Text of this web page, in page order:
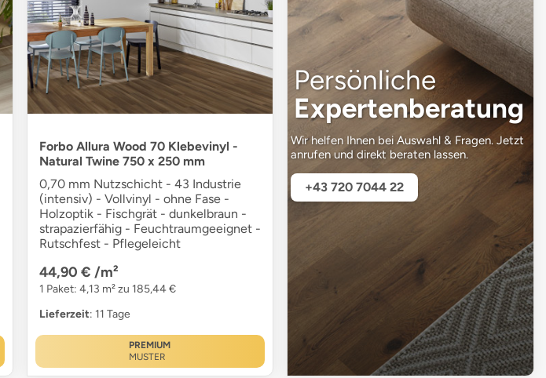
Forbo Allura Wood 70 Klebevinyl -
Natural Twine 750 x 250 mm
0,70 mm Nutzschicht - 43 Industrie
(intensiv) - Vollvinyl - ohne Fase -
Holzoptik - Fischgrät - dunkelbraun -
strapazierfähig - Feuchtraumgeeignet -
Rutschfest - Pflegeleicht
44,90 € /m²
1 Paket: 4,13 m² zu 185,44 €
Lieferzeit: 11 Tage
PREMIUM
MUSTER
Persönliche
Expertenberatung
Wir helfen Ihnen bei Auswahl & Fragen. Jetzt
anrufen und direkt beraten lassen.
+43 720 7044 22